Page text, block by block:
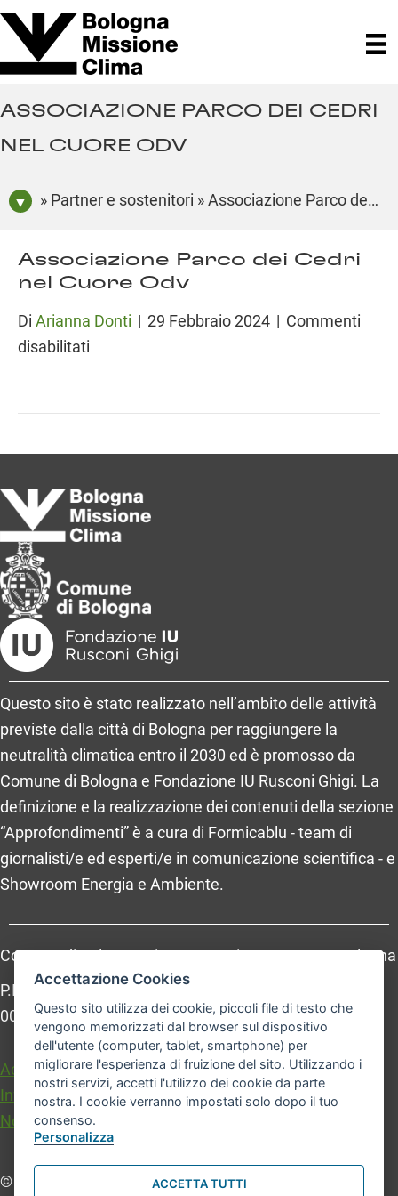
ASSOCIAZIONE PARCO DEI CEDRI
NEL CUORE ODV
» Partner e sostenitori » Associazione Parco dei Cedri nel Cuore Odv
Associazione Parco dei Cedri
nel Cuore Odv
Di Arianna Donti | 29 Febbraio 2024 | Commenti
disabilitati
Cuore
Odv
Questo sito è stato realizzato nell’ambito delle attività
previste dalla città di Bologna per raggiungere la
neutralità climatica entro il 2030 ed è promosso da
Comune di Bologna e Fondazione IU Rusconi Ghigi. La
definizione e la realizzazione dei contenuti della sezione
“Approfondimenti” è a cura di Formicablu - team di
giornalisti/e ed esperti/e in comunicazione scientifica - e
Showroom Energia e Ambiente.
Comune di Bologna, Piazza Maggiore, 6 - 40124 Bologna
P.Iva: 01232710374 - Cod. IBAN: IT 88 R 02008 02435
000020067156
Accessibilità
Carta dei valori
Informativa sul trattamento dei dati personali
Note legali
© Comune di Bologna. Tutti i diritti riservati.
Accettazione Cookies
Questo sito utilizza dei cookie, piccoli file di testo che
vengono memorizzati dal browser sul dispositivo
dell'utente (computer, tablet, smartphone) per
migliorare l'esperienza di fruizione del sito. Utilizzando i
nostri servizi, accetti l'utilizzo dei cookie da parte
nostra. I cookie verranno impostati solo dopo il tuo
consenso.
Personalizza
ACCETTA TUTTI